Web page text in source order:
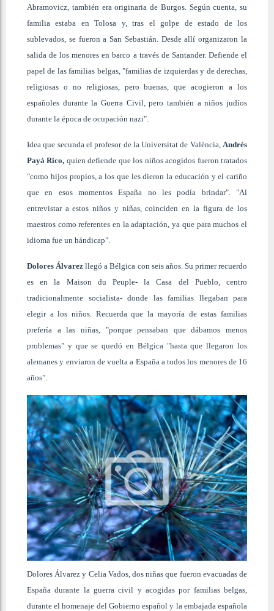
Abramovicz, también era originaria de Burgos. Según cuenta, su
familia estaba en Tolosa y, tras el golpe de estado de los
sublevados, se fueron a San Sebastián. Desde allí organizaron la
salida de los menores en barco a través de Santander. Defiende el
papel de las familias belgas, "familias de izquierdas y de derechas,
religiosas o no religiosas, pero buenas, que acogieron a los
españoles durante la Guerra Civil, pero también a niños judíos
durante la época de ocupación nazi".
Idea que secunda el profesor de la Universitat de València, Andrés
Payà Rico, quien defiende que los niños acogidos fueron tratados
"como hijos propios, a los que les dieron la educación y el cariño
que en esos momentos España no les podía brindar". "Al
entrevistar a estos niños y niñas, coinciden en la figura de los
maestros como referentes en la adaptación, ya que para muchos el
idioma fue un hándicap".
Dolores Álvarez llegó a Bélgica con seis años. Su primer recuerdo
es en la Maison du Peuple- la Casa del Pueblo, centro
tradicionalmente socialista- donde las familias llegaban para
elegir a los niños. Recuerda que la mayoría de estas familias
prefería a las niñas, "porque pensaban que dábamos menos
problemas" y que se quedó en Bélgica "hasta que llegaron los
alemanes y enviaron de vuelta a España a todos los menores de 16
años".
Dolores Álvarez y Celia Vados, dos niñas que fueron evacuadas de
España durante la guerra civil y acogidas por familias belgas,
durante el homenaje del Gobierno español y la embajada española